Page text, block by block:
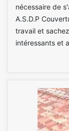
nécessaire de
A.S.D.P
travail et
intéressants et